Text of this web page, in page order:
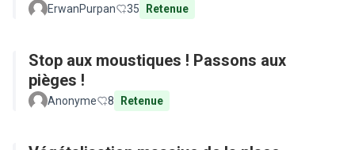
ErwanPurpan 35 Retenue
Stop aux moustiques ! Passons aux
pièges !
Anonyme 8 Retenue